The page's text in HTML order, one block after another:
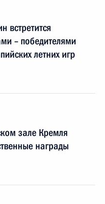
встретится
– победителями
летних игр
зале Кремля
награды